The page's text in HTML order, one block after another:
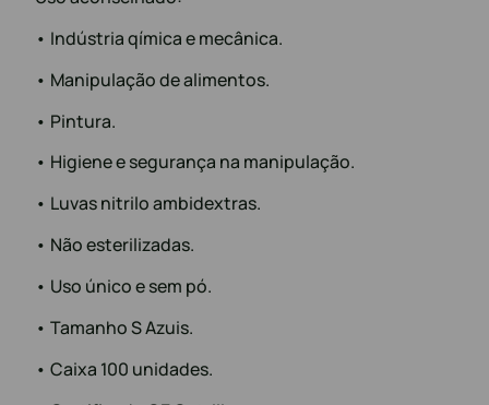
• Indústria qímica e mecânica.
• Manipulação de alimentos.
• Pintura.
• Higiene e segurança na manipulação.
• Luvas nitrilo ambidextras.
• Não esterilizadas.
• Uso único e sem pó.
• Tamanho S Azuis.
• Caixa 100 unidades.